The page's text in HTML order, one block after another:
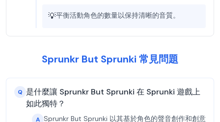
💡平衡活動角色的數量以保持清晰的音質。
Sprunkr But Sprunki 常見問題
Q 是什麼讓 Sprunkr But Sprunki 在 Sprunki 遊戲上
如此獨特？
A Sprunkr But Sprunki 以其基於角色的聲音創作和創意